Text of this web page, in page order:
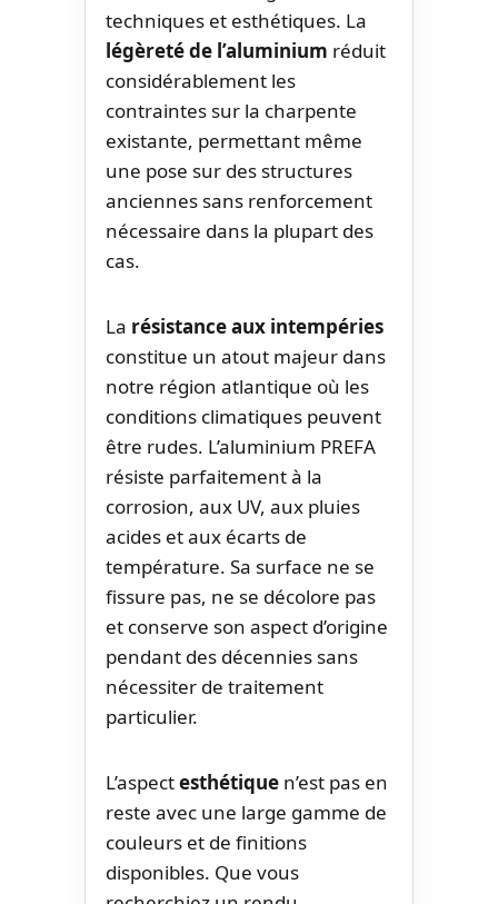
techniques et esthétiques. La
légèreté de l’aluminium réduit
considérablement les
contraintes sur la charpente
existante, permettant même
une pose sur des structures
anciennes sans renforcement
nécessaire dans la plupart des
cas.
La résistance aux intempéries
constitue un atout majeur dans
notre région atlantique où les
conditions climatiques peuvent
être rudes. L’aluminium PREFA
résiste parfaitement à la
corrosion, aux UV, aux pluies
acides et aux écarts de
température. Sa surface ne se
fissure pas, ne se décolore pas
et conserve son aspect d’origine
pendant des décennies sans
nécessiter de traitement
particulier.
L’aspectesthétique n’est pas en
reste avec une large gamme de
couleurs et de finitions
disponibles. Que vous